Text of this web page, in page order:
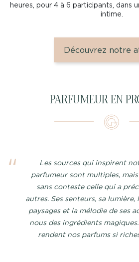
heures, pour 4 à 6 participants, dans
intime.
Découvrez notre
PARFUMEUR EN
Les sources qui inspirent
parfumeur sont multiples,
sans conteste celle qui a
autres. Ses senteurs, sa lumière,
paysages et la mélodie de ses
nous des ingrédients
rendent nos parfums si